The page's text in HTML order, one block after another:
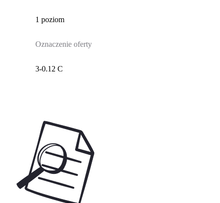
1 poziom
Oznaczenie oferty
3-0.12 C